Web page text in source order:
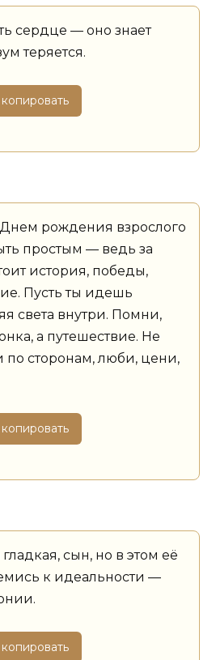
сердце — оно знает
теряется.
копировать
рождения взрослого
простым — ведь за
история, победы,
Пусть ты идешь
света внутри. Помни,
а путешествие. Не
по сторонам, люби, цени,
копировать
сын, но в этом её
к идеальности —
копировать